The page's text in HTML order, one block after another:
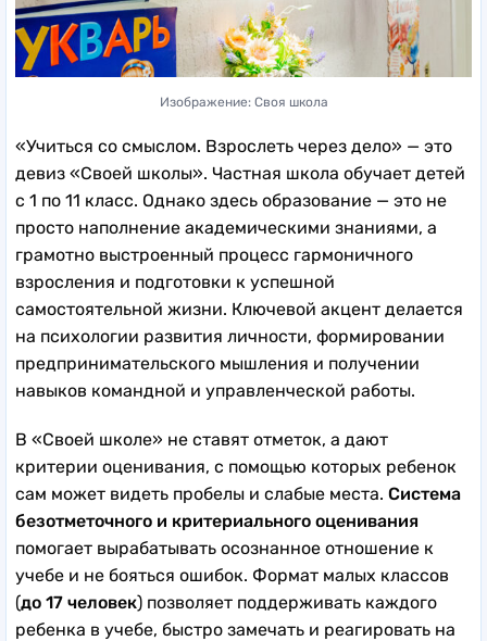
Изображение: Своя школа
«Учиться со смыслом. Взрослеть через дело» — это
девиз «Своей школы». Частная школа обучает детей
с 1 по 11 класс. Однако здесь образование — это не
просто наполнение академическими знаниями, а
грамотно выстроенный процесс гармоничного
взросления и подготовки к успешной
самостоятельной жизни. Ключевой акцент делается
на психологии развития личности, формировании
предпринимательского мышления и получении
навыков командной и управленческой работы.
В «Своей школе» не ставят отметок, а дают
критерии оценивания, с помощью которых ребенок
сам может видеть пробелы и слабые места. Система
безотметочного и критериального оценивания
помогает вырабатывать осознанное отношение к
учебе и не бояться ошибок. Формат малых классов
(до 17 человек) позволяет поддерживать каждого
ребенка в учебе, быстро замечать и реагировать на